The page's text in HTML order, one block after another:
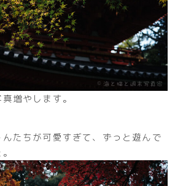
増やします。
たちが可愛すぎて、ずっと遊んで